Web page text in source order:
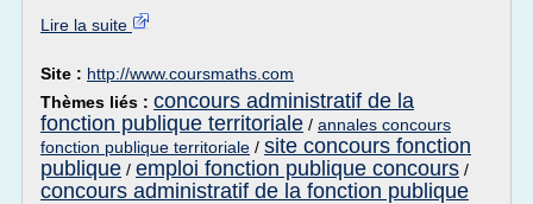
Lire la suite
Site : http://www.coursmaths.com
Thèmes liés : concours administratif de la
fonction publique territoriale / annales concours
fonction publique territoriale / site concours fonction
publique / emploi fonction publique concours /
concours administratif de la fonction publique